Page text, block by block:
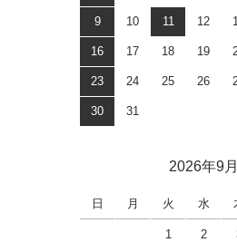
9 10 11 12
16 17 18 19
23 24 25 26
30 31
2026年9月
日 月 火 水
1 2